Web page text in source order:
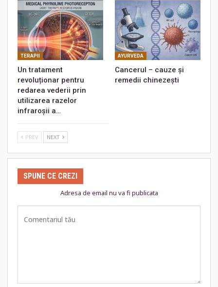
TERAPII
Un tratament
revoluționar pentru
redarea vederii prin
utilizarea razelor
infraroșii a…
AYURVEDA
Cancerul – cauze și
remedii chinezești
PREV NEXT
SPUNE CE CREZI
Adresa de email nu va fi publicata